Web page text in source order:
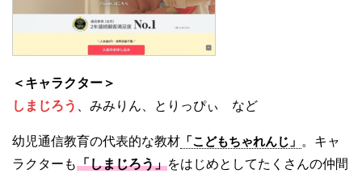
＜キャラクター＞
しまじろう
、みみりん、とりっぴぃ など
幼児通信教育の代表的な教材 「こどもちゃれんじ」 。キャ
ラクターも「しまじろう」をはじめとしてたくさんの仲間